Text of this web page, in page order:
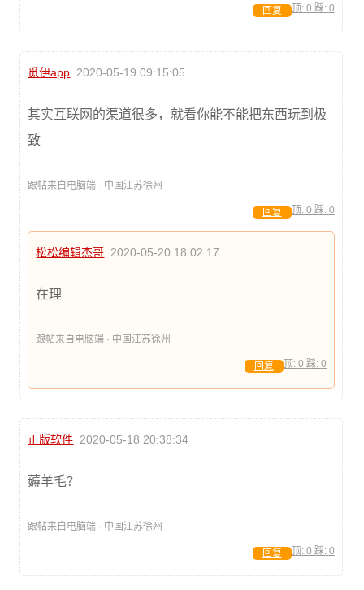
顶: 0 踩: 0
回复
觅伊app 2020-05-19 09:15:05
其实互联网的渠道很多，就看你能不能把东西玩到极
致
跟帖来自电脑端 · 中国江苏徐州
顶: 0 踩: 0
回复
松松编辑杰哥 2020-05-20 18:02:17
在理
跟帖来自电脑端 · 中国江苏徐州
顶: 0 踩: 0
回复
正版软件 2020-05-18 20:38:34
薅羊毛？
跟帖来自电脑端 · 中国江苏徐州
顶: 0 踩: 0
回复